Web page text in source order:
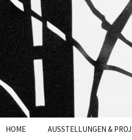
NINA
Zum
HOME AUSSTELLUNGEN &